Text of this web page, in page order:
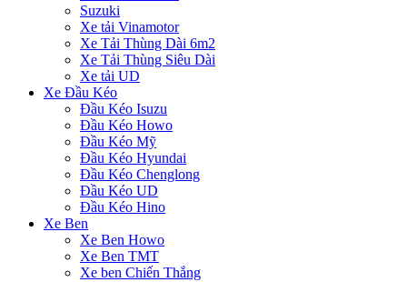
Suzuki
Xe tải Vinamotor
Xe Tải Thùng Dài 6m2
Xe Tải Thùng Siêu Dài
Xe tải UD
Xe Đầu Kéo
Đầu Kéo Isuzu
Đầu Kéo Howo
Đầu Kéo Mỹ
Đầu Kéo Hyundai
Đầu Kéo Chenglong
Đầu Kéo UD
Đầu Kéo Hino
Xe Ben
Xe Ben Howo
Xe Ben TMT
Xe ben Chiến Thắng